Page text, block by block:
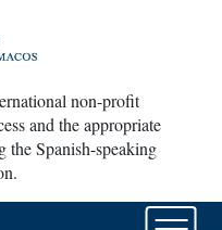
non-profit
and the appropriate
the Spanish-speaking